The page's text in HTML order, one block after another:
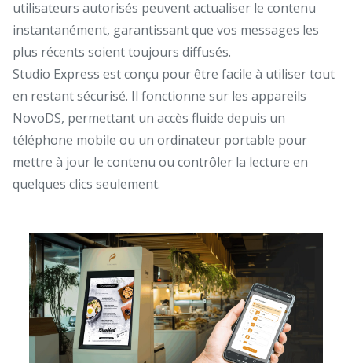
utilisateurs autorisés peuvent actualiser le contenu
instantanément, garantissant que vos messages les
plus récents soient toujours diffusés.
Studio Express est conçu pour être facile à utiliser tout
en restant sécurisé. Il fonctionne sur les appareils
NovoDS, permettant un accès fluide depuis un
téléphone mobile ou un ordinateur portable pour
mettre à jour le contenu ou contrôler la lecture en
quelques clics seulement.